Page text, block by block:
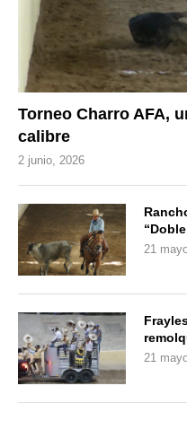
Torneo Charro AFA,
calibre
2 junio, 2026
21
21